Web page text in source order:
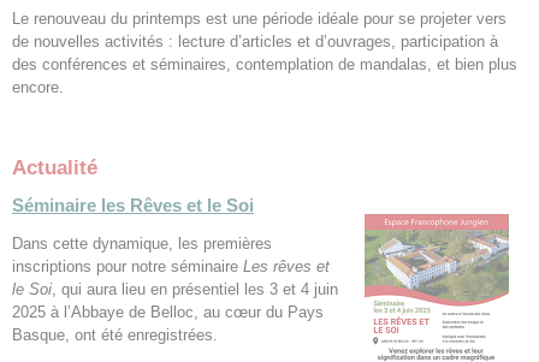
Le renouveau du printemps est une période idéale pour se projeter vers
de nouvelles activités : lecture d’articles et d’ouvrages, participation à
des conférences et séminaires, contemplation de mandalas, et bien plus
encore.
Actualité
Séminaire les Rêves et le Soi
Dans cette dynamique, les premières
inscriptions pour notre séminaire Les rêves et
le Soi , qui aura lieu en présentiel les 3 et 4 juin
2025 à l’Abbaye de Belloc, au cœur du Pays
Basque, ont été enregistrées.